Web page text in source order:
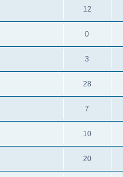
12
0
3
28
7
10
20